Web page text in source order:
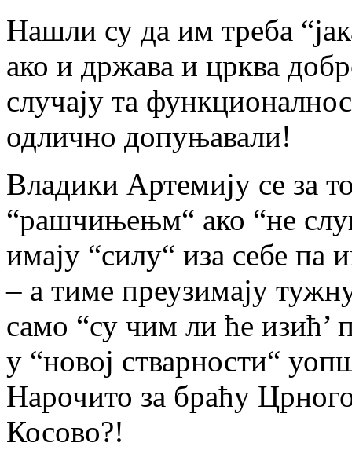
Нашли су да им треба
ако и држава и црква
случају та
одлично допуњавали!
Владики Артемију се за
“рашчињењм“ ако “не
имају “силу“ иза себе па
– а тиме преузимају
само “су чим ли ће
у “новој стварности“
Нарочито за браћу
Косово?!